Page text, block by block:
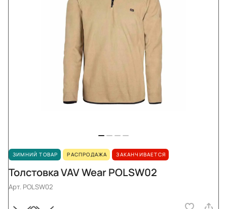
ЗИМНИЙ ТОВАР РАСПРОДАЖА ЗАКАНЧИВАЕТСЯ
Толстовка VAV Wear POLSW02
Арт. POLSW02